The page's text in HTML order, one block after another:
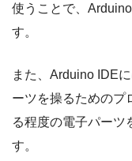
使うことで、
す。
また、Arduino IDE
ーツを操るためのプ
る程度の電子パーツ
す。